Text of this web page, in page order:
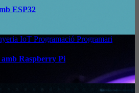
ESP32
IoT Programació Programari
Raspberry Pi